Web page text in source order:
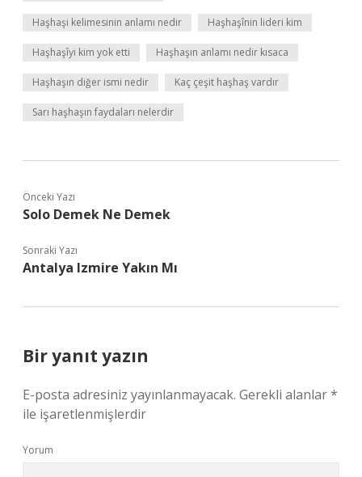
Haşhaşi kelimesinin anlamı nedir Haşhaşînin lideri kim
Haşhaşîyi kim yok etti Haşhaşın anlamı nedir kısaca
Haşhaşın diğer ismi nedir Kaç çeşit haşhaş vardır
Sarı haşhaşın faydaları nelerdir
Önceki Yazı
Solo Demek Ne Demek
Sonraki Yazı
Antalya Izmire Yakın Mı
Bir yanıt yazın
E-posta adresiniz yayınlanmayacak. Gerekli alanlar*
ile işaretlenmişlerdir
Yorum